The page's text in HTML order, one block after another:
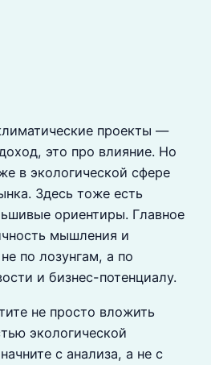
проекты —
это про влияние. Но
в экологической сфере
Здесь тоже есть
ориентиры. Главное
мышления и
по лозунгам, а по
и бизнес-потенциалу.
не просто вложить
экологической
с анализа, а не с